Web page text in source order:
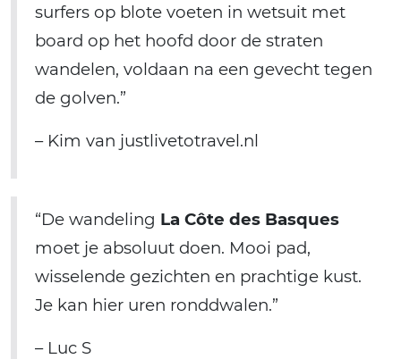
surfers op blote voeten in wetsuit met
board op het hoofd door de straten
wandelen, voldaan na een gevecht tegen
de golven.”
– Kim van justlivetotravel.nl
“De wandeling La Côte des Basques
moet je absoluut doen. Mooi pad,
wisselende gezichten en prachtige kust.
Je kan hier uren ronddwalen.”
– Luc S